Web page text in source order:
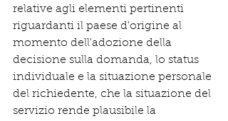
relative agli elementi pertinenti
riguardanti il paese d'origine al
momento dell'adozione della
decisione sulla domanda, lo status
individuale e la situazione personale
del richiedente, che la situazione del
servizio rende plausibile la